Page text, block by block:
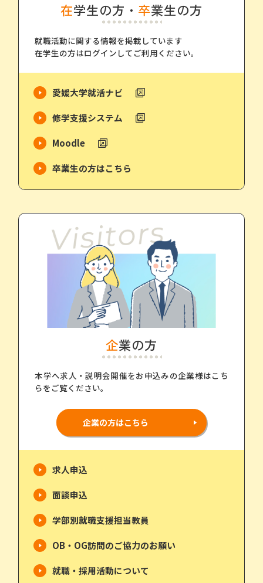
在学生の方・ 卒業生の方
就職活動に関する情報を掲載しています
在学生の方はログインしてご利用ください。
愛媛大学就活ナビ
修学支援システム
Moodle
卒業生の方はこちら
企業の方
本学へ求人・説明会開催をお申込みの企業様はこち
らをご覧ください。
企業の方はこちら
求人申込
面談申込
学部別就職支援担当教員
OB・OG訪問のご協力のお願い
就職・採用活動について